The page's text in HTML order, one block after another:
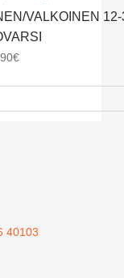
VALKOINEN
€